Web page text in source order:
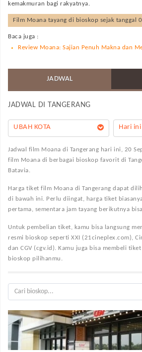
kemakmuran bagi rakyatnya.
Film Moana tayang di bioskop sejak tanggal
Baca juga :
Review Moana: Sajian Penuh Makna dan
JADWAL
JADWAL DI TANGERANG
Hari
UBAH KOTA
Jadwal film Moana di Tangerang hari ini, 20
film Moana di berbagai bioskop favorit di
Batavia.
Harga tiket film Moana di Tangerang dapat
di bawah ini. Perlu diingat, harga tiket
pertama, sementara jam tayang berikutnya
Untuk pembelian tiket, kamu bisa langsung
resmi bioskop seperti XXI (21cineplex.com),
dan CGV (cgv.id). Kamu juga bisa membeli
bioskop pilihanmu.